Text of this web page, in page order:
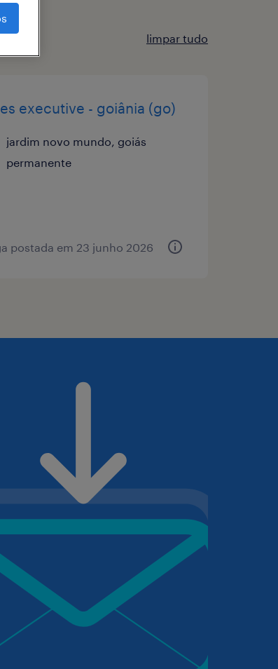
limpar tudo
executive - goiânia (go)
jardim novo mundo, goiás
permanente
postada em 23 junho 2026